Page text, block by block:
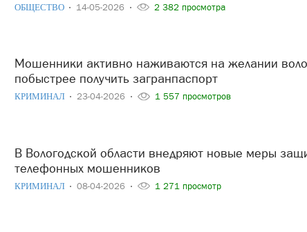
ОБЩЕСТВО 14-05-2026 2 382 просмотра
Мошенники активно наживаются на желании вологжан
побыстрее получить загранпаспорт
КРИМИНАЛ 23-04-2026 1 557 просмотров
В Вологодской области внедряют новые меры защиты от
телефонных мошенников
КРИМИНАЛ 08-04-2026 1 271 просмотр